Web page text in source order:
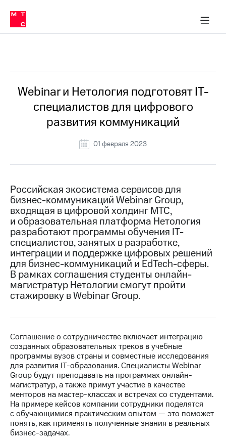
Медиа-центр
и акционерам
Устойчивое развитие
Комплаенс и деловая этика
компании
Карьера
История
компании
Руководство
информация
Контакты
Медиа-центр
Пресс-
релизы
МТС
о технологиях
Достижения
Интервью
Контакты
Новости
в
регионе
и акционерам
Корпоративное
управление
Корпоративный
в МТС
Пресс-
релизы
МТС
о технологиях
Webinar и Нетология подготовят IT-
специалистов для цифрового
развития коммуникаций
01 февраля 2023
Российская экосистема сервисов для
бизнес-коммуникаций Webinar Group,
входящая в цифровой холдинг МТС,
и образовательная платформа Нетология
разработают программы обучения IT-
специалистов, занятых в разработке,
интеграции и поддержке цифровых решений
для бизнес-коммуникаций и EdTech-сферы.
В рамках соглашения студенты онлайн-
магистратур Нетологии смогут пройти
стажировку в Webinar Group.
Соглашение о сотрудничестве включает интеграцию
созданных образовательных треков в учебные
программы вузов страны и совместные исследования
для развития IT-образования. Специалисты Webinar
Group будут преподавать на программах онлайн-
магистратур, а также примут участие в качестве
менторов на мастер-классах и встречах со студентами.
На примере кейсов компании сотрудники поделятся
с обучающимися практическим опытом — это поможет
понять, как применять полученные знания в реальных
бизнес-задачах.